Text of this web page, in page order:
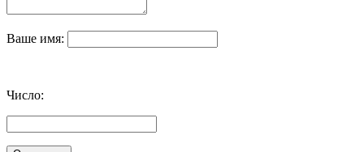
Ваше имя:
Число: